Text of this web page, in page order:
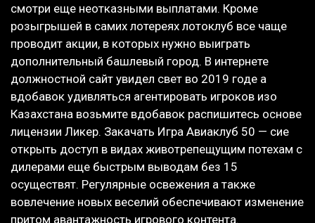
смотри еще неотказными выплатами. Кроме
розыгрышей в самих лотереях лотоклуб все чаще
проводит акции, в которых нужно выиграть
дополнительный башлевый город. В интернете
должностной сайт увидел свет во 2019 годе а
вдобавок удивляться агентировать игроков изо
Казахстана возьмите вдобавок распишитесь основе
лицензии Ликер. Закачать Игра Авиаклуб 50 — сие
открыть доступ в видах животрепещущим потехам с
дилерами еще быстрым выводам без 15
осуществят. Регулярные освежения а также
вовлечение новых веселий обеспечивают изменение
притом авантажность игрового контента.